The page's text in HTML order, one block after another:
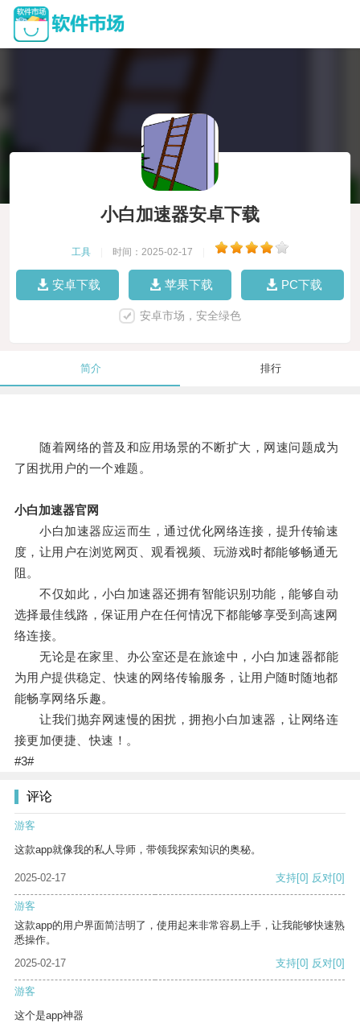
小白加速器安卓下载
工具 时间：2025-02-17
安卓下载 苹果下载 PC下载
安卓市场，安全绿色
简介 排行
随着网络的普及和应用场景的不断扩大，网速问题成为
了困扰用户的一个难题。
小白加速器官网
小白加速器应运而生，通过优化网络连接，提升传输速
度，让用户在浏览网页、观看视频、玩游戏时都能够畅通无
阻。
不仅如此，小白加速器还拥有智能识别功能，能够自动
选择最佳线路，保证用户在任何情况下都能够享受到高速网
络连接。
无论是在家里、办公室还是在旅途中，小白加速器都能
为用户提供稳定、快速的网络传输服务，让用户随时随地都
能畅享网络乐趣。
让我们抛弃网速慢的困扰，拥抱小白加速器，让网络连
接更加便捷、快速！。
#3#
评论
游客
这款app就像我的私人导师，带领我探索知识的奥秘。
2025-02-17 支持[0] 反对[0]
游客
这款app的用户界面简洁明了，使用起来非常容易上手，让我能够快速熟
悉操作。
2025-02-17
支持[0] 反对[0]
游客
这个是app神器